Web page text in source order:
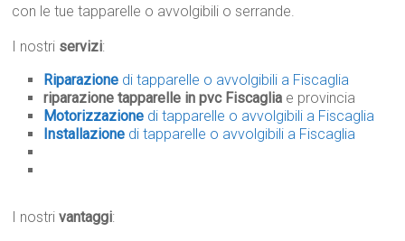
con le tue tapparelle o avvolgibili o serrande.
I nostri servizi:
Riparazione di tapparelle o avvolgibili a Fiscaglia
riparazione tapparelle in pvc Fiscaglia e provincia
Motorizzazione di tapparelle o avvolgibili a Fiscaglia
Installazione di tapparelle o avvolgibili a Fiscaglia
I nostrivantaggi: